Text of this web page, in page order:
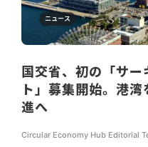
ニュース
国交省、初の「サ
ト」募集開始。港
進へ
Circular Economy Hub Editorial